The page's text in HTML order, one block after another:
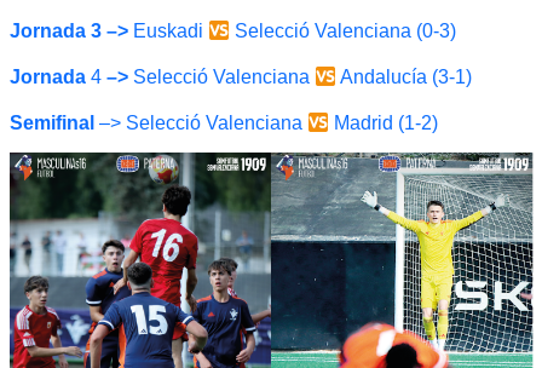
Jornada 3 –>Euskadi Selecció Valenciana (0-3)
Jornada4 –>Selecció Valenciana Andalucía (3-1)
Semifinal –> Selecció Valenciana Madrid (1-2)